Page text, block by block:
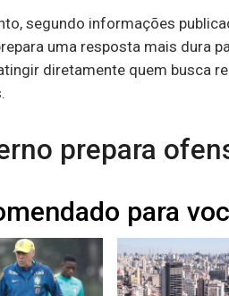
segundo informações
uma resposta mais dura
diretamente quem busca
prepara
para